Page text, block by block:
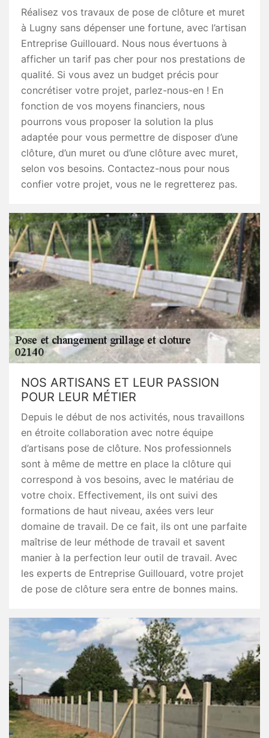
Réalisez vos travaux de pose de clôture et muret
à Lugny sans dépenser une fortune, avec l’artisan
Entreprise Guillouard. Nous nous évertuons à
afficher un tarif pas cher pour nos prestations de
qualité. Si vous avez un budget précis pour
concrétiser votre projet, parlez-nous-en ! En
fonction de vos moyens financiers, nous
pourrons vous proposer la solution la plus
adaptée pour vous permettre de disposer d’une
clôture, d’un muret ou d’une clôture avec muret,
selon vos besoins. Contactez-nous pour nous
confier votre projet, vous ne le regretterez pas.
NOS ARTISANS ET LEUR PASSION
POUR LEUR MÉTIER
Depuis le début de nos activités, nous travaillons
en étroite collaboration avec notre équipe
d’artisans pose de clôture. Nos professionnels
sont à même de mettre en place la clôture qui
correspond à vos besoins, avec le matériau de
votre choix. Effectivement, ils ont suivi des
formations de haut niveau, axées vers leur
domaine de travail. De ce fait, ils ont une parfaite
maîtrise de leur méthode de travail et savent
manier à la perfection leur outil de travail. Avec
les experts de Entreprise Guillouard, votre projet
de pose de clôture sera entre de bonnes mains.